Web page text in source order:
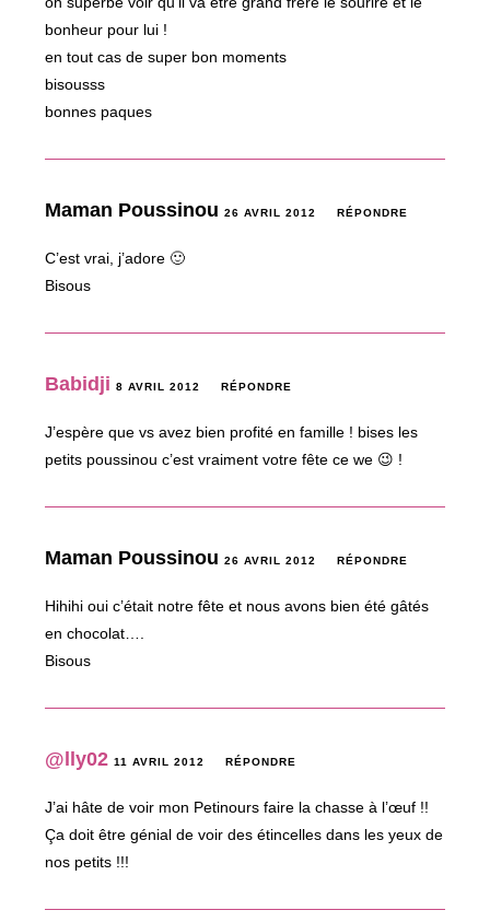
bonheur pour lui !
en tout cas de super bon moments
bisousss
bonnes paques
Maman Poussinou26 AVRIL 2012 RÉPONDRE
C’est vrai, j’adore 🙂
Bisous
Babidji 8 AVRIL 2012 RÉPONDRE
J’espère que vs avez bien profité en famille ! bises les
petits poussinou c’est vraiment votre fête ce we 😉 !
Maman Poussinou26 AVRIL 2012 RÉPONDRE
Hihihi oui c’était notre fête et nous avons bien été gâtés
en chocolat….
Bisous
@lly02 11 AVRIL 2012 RÉPONDRE
J’ai hâte de voir mon Petinours faire la chasse à l’œuf !!
Ça doit être génial de voir des étincelles dans les yeux de
nos petits !!!